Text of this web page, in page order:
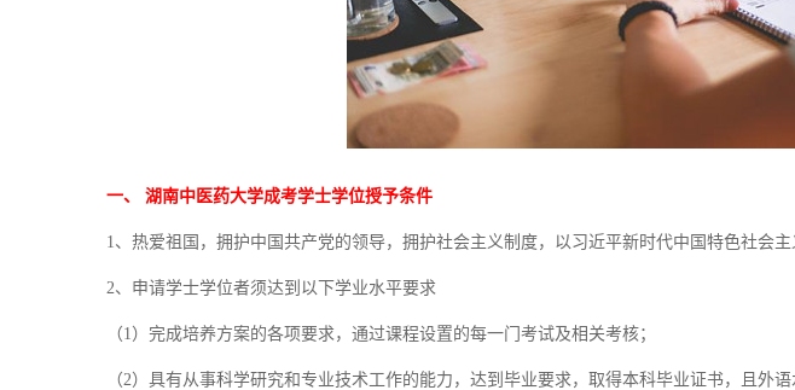
一、 湖南中医药大学成考学士学位授予条件
1、热爱祖国，拥护中国共产党的领导，拥护社会主义制度，以习近平新时代中国特色社会主
2、申请学士学位者须达到以下学业水平要求
（1）完成培养方案的各项要求，通过课程设置的每一门考试及相关考核；
（2）具有从事科学研究和专业技术工作的能力，达到毕业要求，取得本科毕业证书，且外